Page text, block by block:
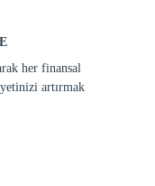
her finansal
artırmak